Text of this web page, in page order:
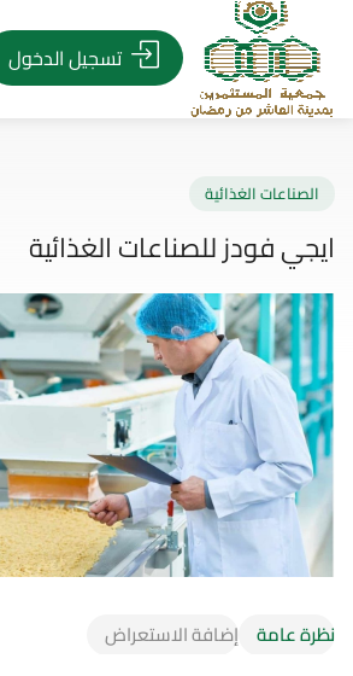
تسجيل الدخول
فودز للصناعات الغذائية
نظرة عامة إضافة الاستعراض